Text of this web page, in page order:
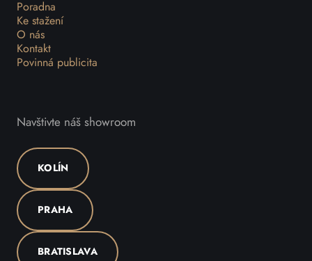
Poradna
Ke stažení
O nás
Kontakt
Povinná publicita
Navštivte náš showroom
KOLÍN
PRAHA
BRATISLAVA